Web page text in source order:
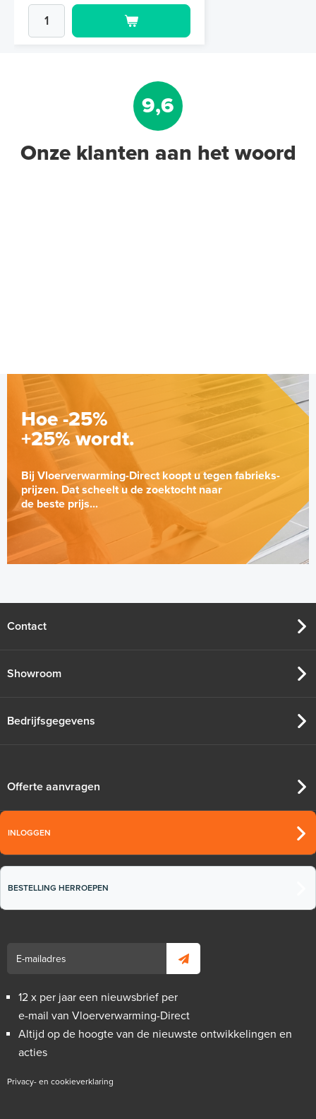
9,6
Onze klanten aan het woord
Hoe -25%
+25% wordt.
Bij Vloerverwarming-Direct koopt u tegen fabrieks-
prijzen. Dat scheelt u de zoektocht naar
de beste prijs...
Contact
Showroom
Bedrijfsgegevens
Offerte aanvragen
INLOGGEN
BESTELLING HERROEPEN
12 x per jaar een nieuwsbrief per
e-mail van Vloerverwarming-Direct
Altijd op de hoogte van de nieuwste ontwikkelingen en
acties
Privacy- en cookieverklaring